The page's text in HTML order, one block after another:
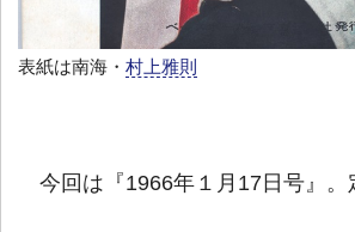
表紙は南海・ 村上雅則
今回は『1966年１月17日号』。